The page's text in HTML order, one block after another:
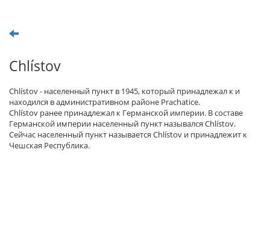
Chlístov
Chlístov - населенный пункт в 1945, который принадлежал к и
находился в административном районе Prachatice.
Chlístov ранее принадлежал к Германской империи. В составе
Германской империи населенный пункт назывался Chlístov.
Сейчас населенный пункт называется Chlístov и принадлежит к
Чешская Республика.